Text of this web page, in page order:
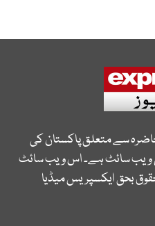
سے متعلق پاکستان کی
ویب سائٹ ہے۔ اس ویب سائٹ
بحق ایکسپریس میڈیا